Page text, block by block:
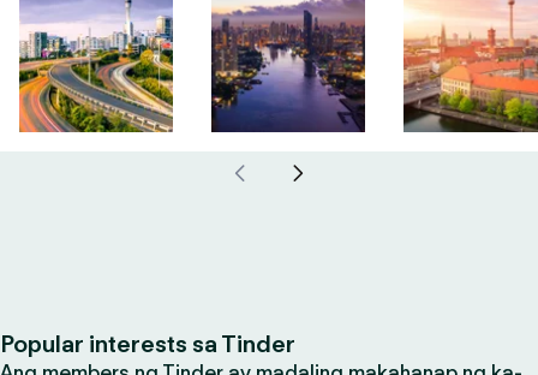
Popular interests sa Tinder